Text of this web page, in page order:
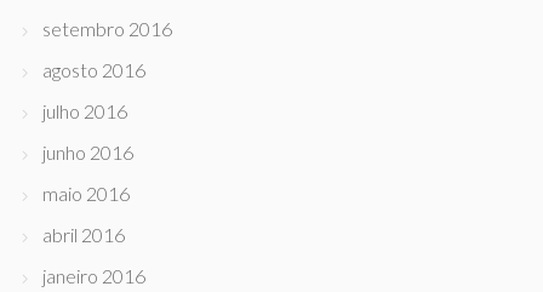
setembro 2016
agosto 2016
julho 2016
junho 2016
maio 2016
abril 2016
janeiro 2016